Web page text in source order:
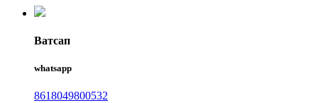
Ватсап
whatsapp
8618049800532